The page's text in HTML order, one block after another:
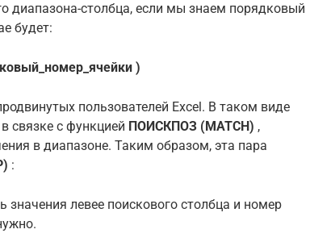
диапазона-столбца, если мы знаем порядковый
будет:
)
пользователей Excel. В таком виде
связке с функцией ПОИСКПОЗ (MATCH) ,
в диапазоне. Таким образом, эта пара
:
значения левее поискового столбца и номер